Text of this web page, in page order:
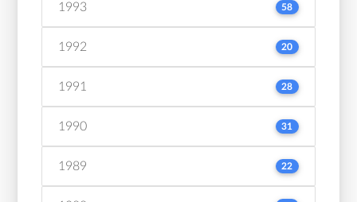
1993 58
1992 20
1991 28
1990 31
1989 22